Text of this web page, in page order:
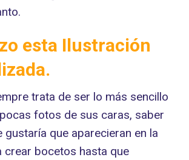
esta Ilustración
trata de ser lo más sencillo
fotos de sus caras, saber
gustaría que aparecieran en la
crear bocetos hasta que